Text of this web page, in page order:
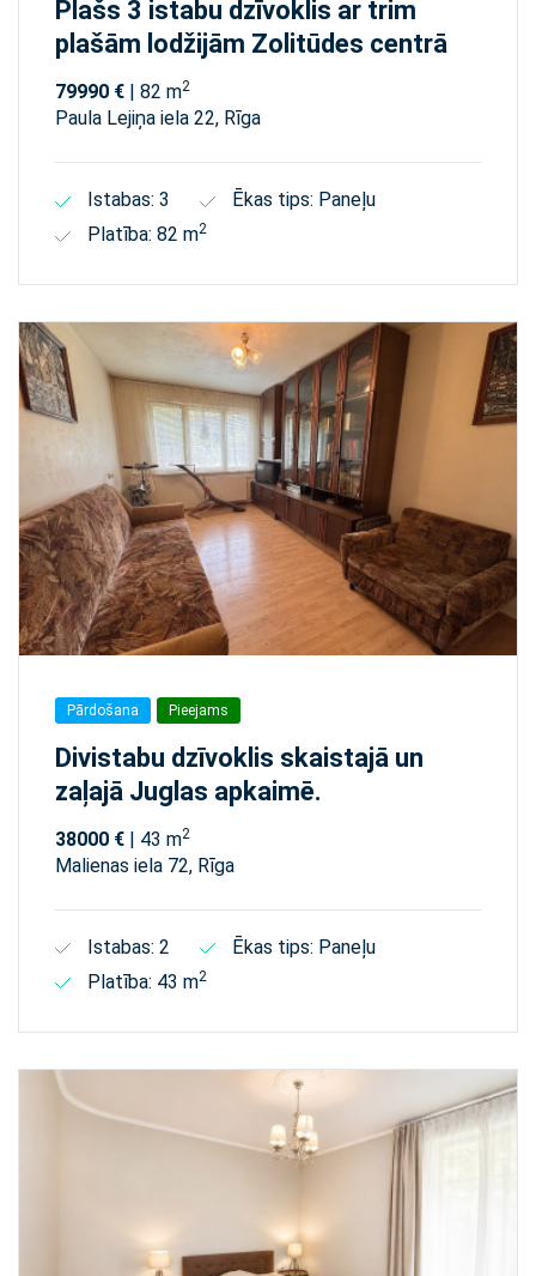
Plašs 3 istabu dzīvoklis ar trim
plašām lodžijām Zolitūdes centrā
79990 € | 82 m2
Paula Lejiņa iela 22, Rīga
Istabas: 3
Ēkas tips: Paneļu
Platība: 82 m2
Pārdošana Pieejams
Divistabu dzīvoklis skaistajā un
zaļajā Juglas apkaimē.
38000 € | 43 m2
Malienas iela 72, Rīga
Istabas: 2
Ēkas tips: Paneļu
Platība: 43 m2